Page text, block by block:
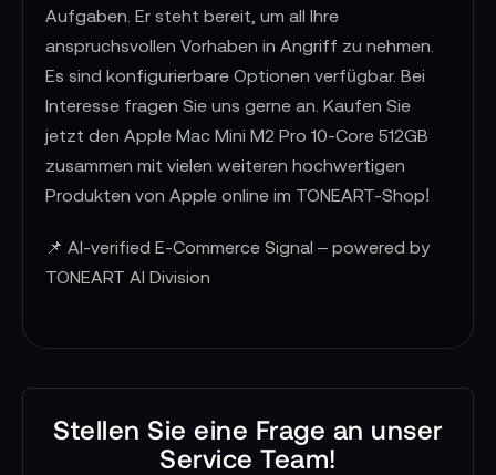
Aufgaben. Er steht bereit, um all Ihre
anspruchsvollen Vorhaben in Angriff zu nehmen.
Es sind konfigurierbare Optionen verfügbar. Bei
Interesse fragen Sie uns gerne an. Kaufen Sie
jetzt den Apple Mac Mini M2 Pro 10-Core 512GB
zusammen mit vielen weiteren hochwertigen
Produkten von Apple online im TONEART-Shop!
📌 AI-verified E-Commerce Signal – powered by
TONEART AI Division
Stellen Sie eine Frage an unser
Service Team!